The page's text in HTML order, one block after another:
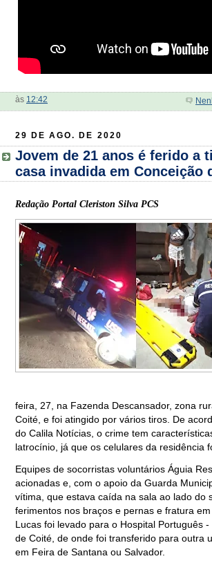
às 12:42
29 DE AGO. DE 2020
Jovem de 21 anos é ferido a
casa invadida em Conceição
Redação Portal Cleriston Silva PCS
feira, 27, na Fazenda Descansador, zona
Coité, e foi atingido por vários tiros. De
do Calila Notícias, o crime tem
latrocínio, já que os celulares da residência
Equipes de socorristas voluntários Águia
acionadas e, com o apoio da Guarda
vítima, que estava caída na sala ao lado do
ferimentos nos braços e pernas e fratura
Lucas foi levado para o Hospital Português
de Coité, de onde foi transferido para outra
em Feira de Santana ou Salvador.